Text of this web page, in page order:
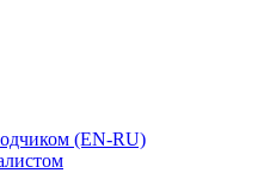
(EN-RU)